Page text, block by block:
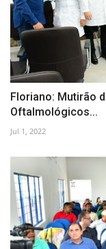
Floriano: Mutirão
Oftalmológicos...
Jul 1, 2022